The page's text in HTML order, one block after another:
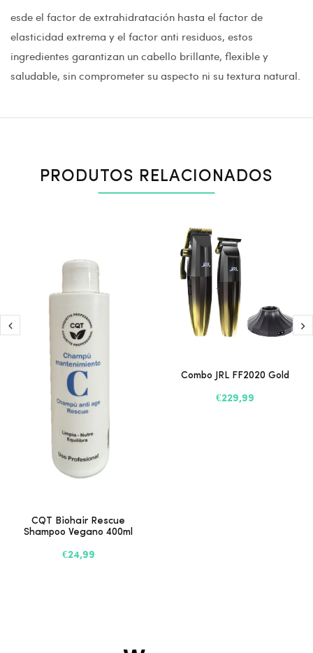
esde el factor de extrahidratación hasta el factor de
elasticidad extrema y el factor anti residuos, estos
ingredientes garantizan un cabello brillante, flexible y
saludable, sin comprometer su aspecto ni su textura natural.
PRODUTOS RELACIONADOS
CQT Biohair Rescue
Shampoo Vegano 400ml
€24,99
Combo JRL FF2020 Gold
€229,99